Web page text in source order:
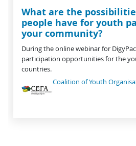
What are the
people have for youth
your community?
During the online webinar for
participation opportunities for the
countries.
Coalition of Youth